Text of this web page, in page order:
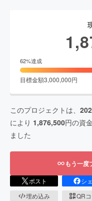
62%達成
目標金額3,000,000円
このプロジェクトは、
により 1,876,500円の資
ました
もう一度
ポスト シ
埋め込み
QR